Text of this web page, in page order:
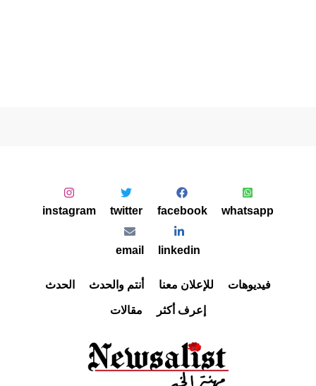
فيديوهات للإعلان معنا أنتم والحدث
الحدث
إعرف أكثر
مقالات
whatsapp
facebook
twitter
instagram
linkedin
email